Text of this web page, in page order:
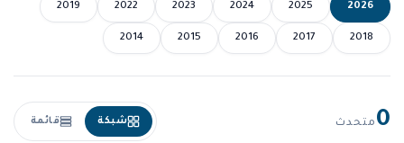
2026
2025
2024
2023
2022
2019
2018
2017
2016
2015
2014
0 متحدث شبكة قائمة